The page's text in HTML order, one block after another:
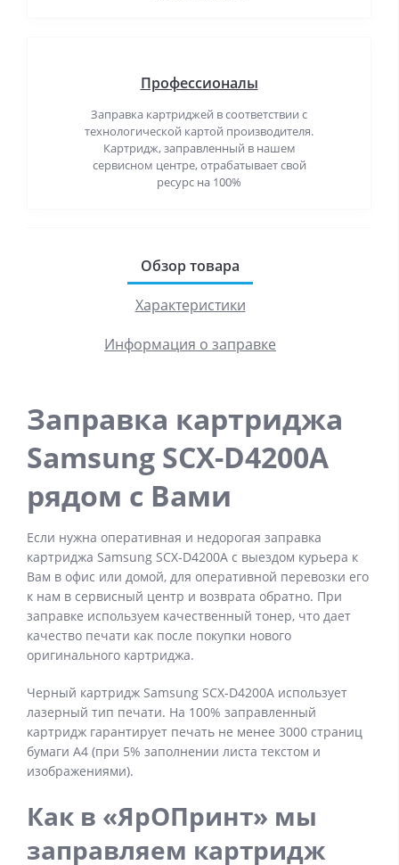
Профессионалы
Заправка картриджей в соответствии с
технологической картой производителя.
Картридж, заправленный в нашем
сервисном центре, отрабатывает свой
ресурс на 100%
Обзор товара
Характеристики
Информация о заправке
Заправка картриджа
Samsung SCX-D4200A
рядом с Вами
Если нужна оперативная и недорогая заправка
картриджа Samsung SCX-D4200A с выездом курьера к
Вам в офис или домой, для оперативной перевозки его
к нам в сервисный центр и возврата обратно. При
заправке используем качественный тонер, что дает
качество печати как после покупки нового
оригинального картриджа.
Черный картридж Samsung SCX-D4200A использует
лазерный тип печати. На 100% заправленный
картридж гарантирует печать не менее 3000 страниц
бумаги А4 (при 5% заполнении листа текстом и
изображениями).
Как в «ЯрОПринт» мы
заправляем картридж